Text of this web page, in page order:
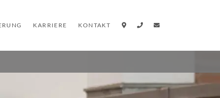
KARRIERE KONTAKT